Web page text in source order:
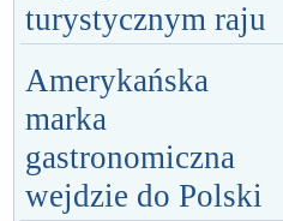
turystycznym raju
Amerykańska
marka
gastronomiczna
wejdzie do Polski